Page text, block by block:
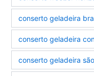
conserto geladeira
conserto geladeira
conserto geladeira